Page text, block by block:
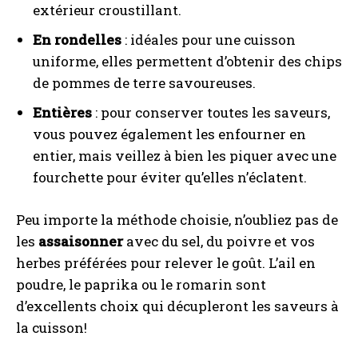
extérieur croustillant.
En rondelles : idéales pour une cuisson
uniforme, elles permettent d’obtenir des chips
de pommes de terre savoureuses.
Entières : pour conserver toutes les saveurs,
vous pouvez également les enfourner en
entier, mais veillez à bien les piquer avec une
fourchette pour éviter qu’elles n’éclatent.
Peu importe la méthode choisie, n’oubliez pas de
les assaisonneravec du sel, du poivre et vos
herbes préférées pour relever le goût. L’ail en
poudre, le paprika ou le romarin sont
d’excellents choix qui décupleront les saveurs à
la cuisson!